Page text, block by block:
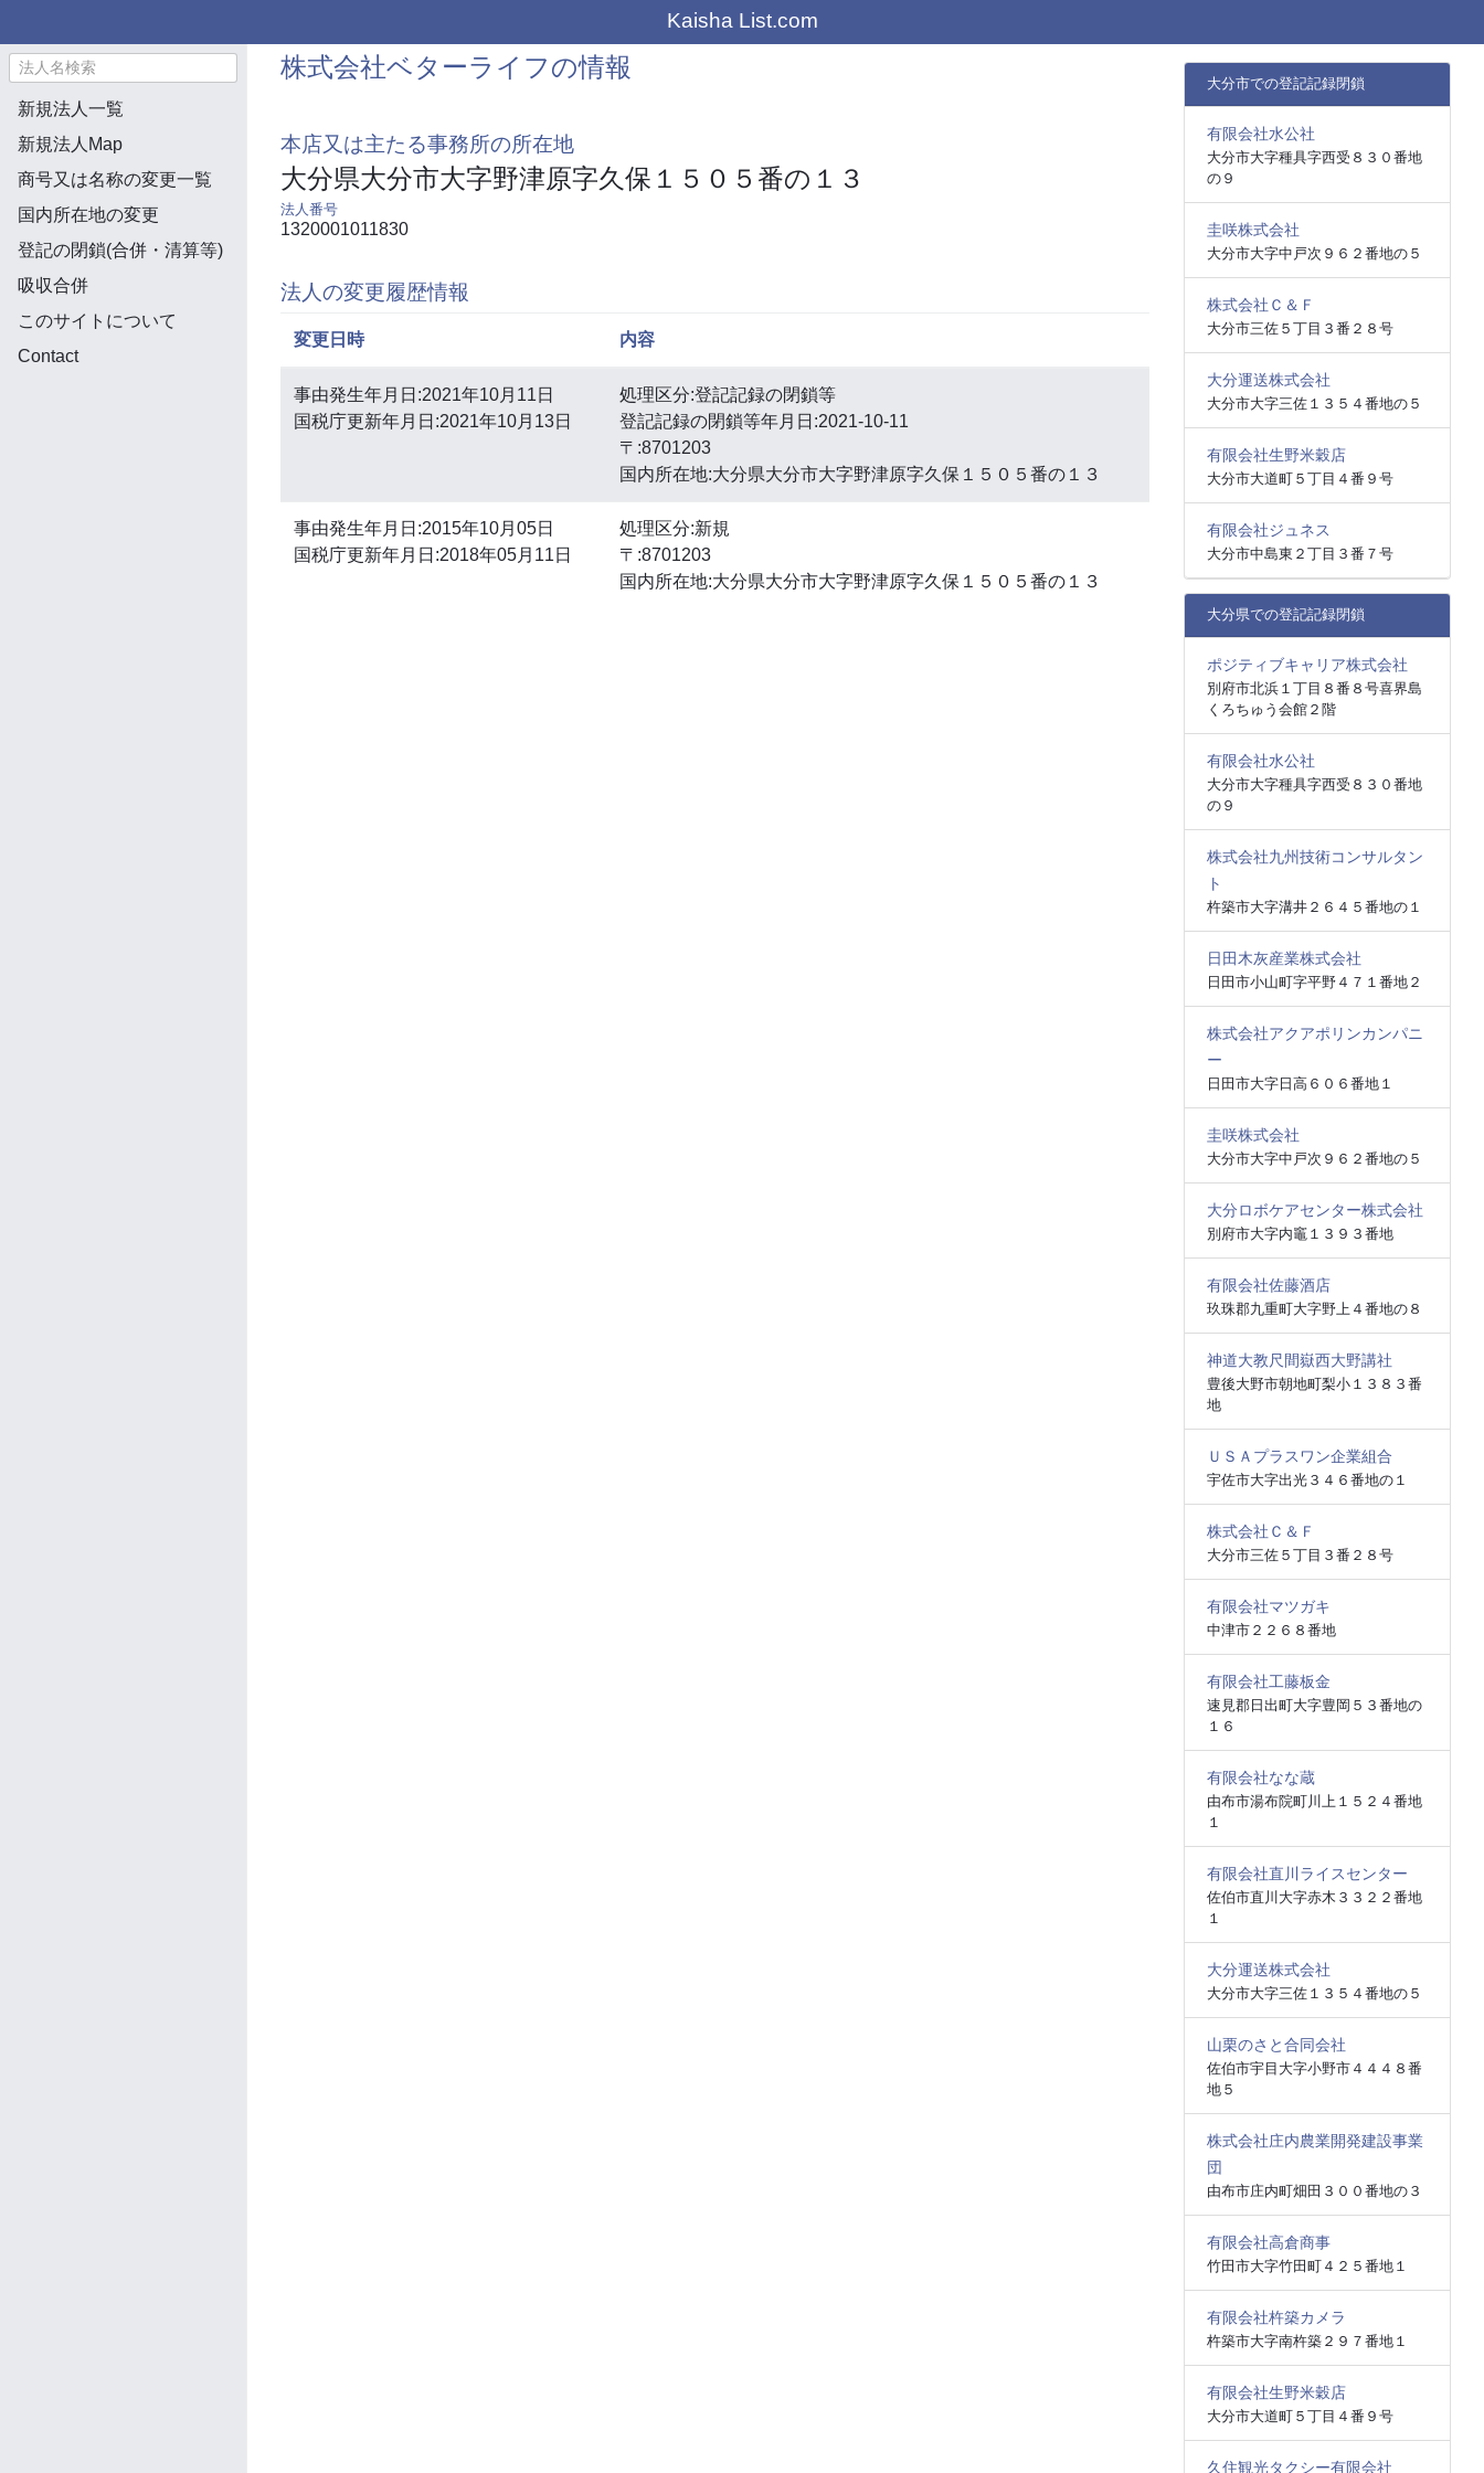
Kaisha List.com
新規法人一覧
新規法人Map
商号又は名称の変更一覧
国内所在地の変更
登記の閉鎖(合併・清算等)
吸収合併
このサイトについて
Contact
株式会社ベターライフの情報
本店又は主たる事務所の所在地
大分県大分市大字野津原字久保１５０５番の１３
法人番号
1320001011830
法人の変更履歴情報
変更日時 内容
事由発生年月日:2021年10月11日
国税庁更新年月日:2021年10月13日
処理区分:登記記録の閉鎖等
登記記録の閉鎖等年月日:2021-10-11
〒:8701203
国内所在地:大分県大分市大字野津原字久保１５０５番の１３
事由発生年月日:2015年10月05日
国税庁更新年月日:2018年05月11日
処理区分:新規
〒:8701203
国内所在地:大分県大分市大字野津原字久保１５０５番の１３
大分市での登記記録閉鎖
有限会社水公社
大分市大字種具字西受８３０番地
の９
圭咲株式会社
大分市大字中戸次９６２番地の５
株式会社Ｃ＆Ｆ
大分市三佐５丁目３番２８号
大分運送株式会社
大分市大字三佐１３５４番地の５
有限会社生野米穀店
大分市大道町５丁目４番９号
有限会社ジュネス
大分市中島東２丁目３番７号
大分県での登記記録閉鎖
ポジティブキャリア株式会社
別府市北浜１丁目８番８号喜界島
くろちゅう会館２階
有限会社水公社
大分市大字種具字西受８３０番地
の９
株式会社九州技術コンサルタン
ト
杵築市大字溝井２６４５番地の１
日田木灰産業株式会社
日田市小山町字平野４７１番地２
株式会社アクアポリンカンパニ
ー
日田市大字日高６０６番地１
圭咲株式会社
大分市大字中戸次９６２番地の５
大分ロボケアセンター株式会社
別府市大字内竈１３９３番地
有限会社佐藤酒店
玖珠郡九重町大字野上４番地の８
神道大教尺間嶽西大野講社
豊後大野市朝地町梨小１３８３番
地
ＵＳＡプラスワン企業組合
宇佐市大字出光３４６番地の１
株式会社Ｃ＆Ｆ
大分市三佐５丁目３番２８号
有限会社マツガキ
中津市２２６８番地
有限会社工藤板金
速見郡日出町大字豊岡５３番地の
１６
有限会社なな蔵
由布市湯布院町川上１５２４番地
１
有限会社直川ライスセンター
佐伯市直川大字赤木３３２２番地
１
大分運送株式会社
大分市大字三佐１３５４番地の５
山栗のさと合同会社
佐伯市宇目大字小野市４４４８番
地５
株式会社庄内農業開発建設事業
団
由布市庄内町畑田３００番地の３
有限会社高倉商事
竹田市大字竹田町４２５番地１
有限会社杵築カメラ
杵築市大字南杵築２９７番地１
有限会社生野米穀店
大分市大道町５丁目４番９号
久住観光タクシー有限会社